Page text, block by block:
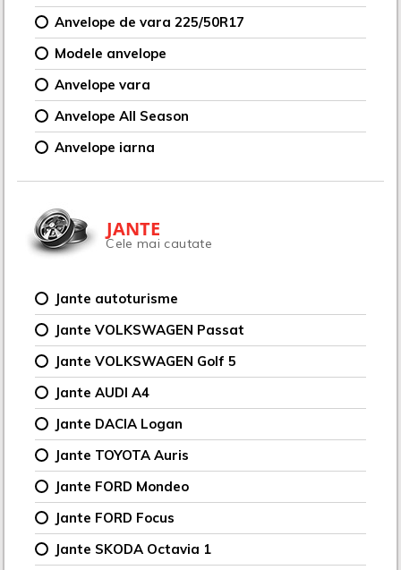
Anvelope de vara 225/50R17
Modele anvelope
Anvelope vara
Anvelope All Season
Anvelope iarna
JANTE
Cele mai cautate
Jante autoturisme
Jante VOLKSWAGEN Passat
Jante VOLKSWAGEN Golf 5
Jante AUDI A4
Jante DACIA Logan
Jante TOYOTA Auris
Jante FORD Mondeo
Jante FORD Focus
Jante SKODA Octavia 1